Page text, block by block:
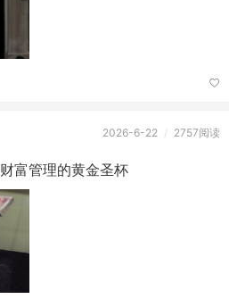
2026-6-22 / 2757阅读
富管理的黄金圣杯